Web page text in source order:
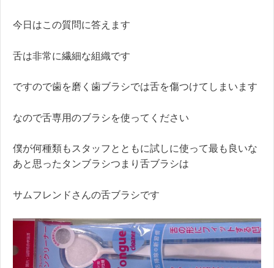
今日はこの質問に答えます
舌は非常に繊細な組織です
ですので歯を磨く歯ブラシでは舌を傷つけてしまいます
なので舌専用のブラシを使ってください
僕が何種類もスタッフとともに試しに使って最も良いな
あと思ったタンブラシつまり舌ブラシは
サムフレンドさんの舌ブラシです